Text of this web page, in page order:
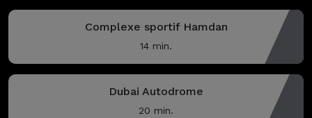
Complexe sportif Hamdan
14 min.
Dubai Autodrome
20 min.